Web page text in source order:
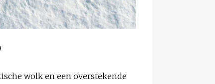
wolk en een overstekende